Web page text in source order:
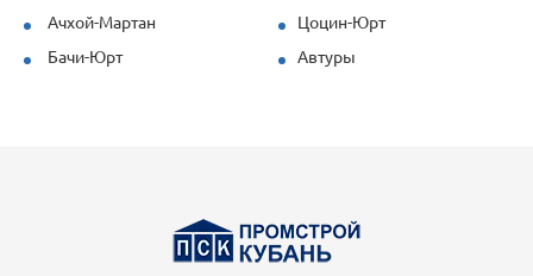
Ачхой-Мартан
Цоцин-Юрт
Бачи-Юрт
Автуры